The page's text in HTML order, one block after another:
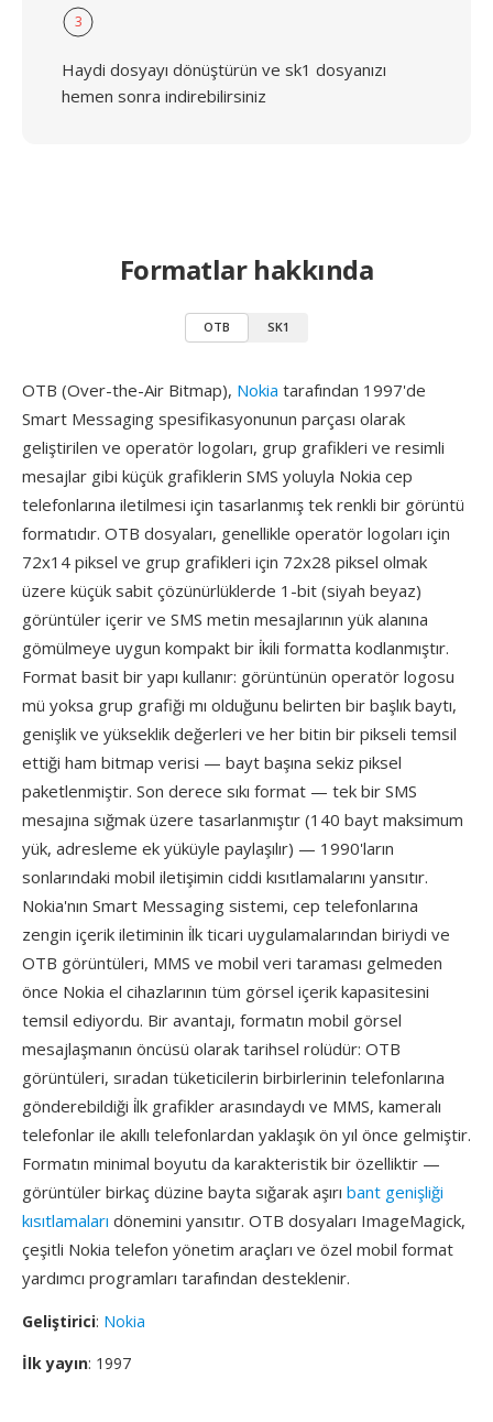
3
Haydi dosyayı dönüştürün ve sk1 dosyanızı
hemen sonra indirebilirsiniz
Formatlar hakkında
OTB SK1
OTB (Over-the-Air Bitmap), Nokia tarafından 1997'de
Smart Messaging spesifikasyonunun parçası olarak
geliştirilen ve operatör logoları, grup grafikleri ve resimli
mesajlar gibi küçük grafiklerin SMS yoluyla Nokia cep
telefonlarına iletilmesi için tasarlanmış tek renkli bir görüntü
formatıdır. OTB dosyaları, genellikle operatör logoları için
72x14 piksel ve grup grafikleri için 72x28 piksel olmak
üzere küçük sabit çözünürlüklerde 1-bit (siyah beyaz)
görüntüler içerir ve SMS metin mesajlarının yük alanına
gömülmeye uygun kompakt bir i̇kili formatta kodlanmıştır.
Format basit bir yapı kullanır: görüntünün operatör logosu
mü yoksa grup grafiği mı olduğunu belirten bir başlık baytı,
genişlik ve yükseklik değerleri ve her bitin bir pikseli temsil
ettiği ham bitmap verisi — bayt başına sekiz piksel
paketlenmiştir. Son derece sıkı format — tek bir SMS
mesajına sığmak üzere tasarlanmıştır (140 bayt maksimum
yük, adresleme ek yüküyle paylaşılır) — 1990'ların
sonlarındaki mobil iletişimin ciddi kısıtlamalarını yansıtır.
Nokia'nın Smart Messaging sistemi, cep telefonlarına
zengin içerik iletiminin i̇lk ticari uygulamalarından biriydi ve
OTB görüntüleri, MMS ve mobil veri taraması gelmeden
önce Nokia el cihazlarının tüm görsel içerik kapasitesini
temsil ediyordu. Bir avantajı, formatın mobil görsel
mesajlaşmanın öncüsü olarak tarihsel rolüdür: OTB
görüntüleri, sıradan tüketicilerin birbirlerinin telefonlarına
gönderebildiği i̇lk grafikler arasındaydı ve MMS, kameralı
telefonlar ile akıllı telefonlardan yaklaşık ön yıl önce gelmiştir.
Formatın minimal boyutu da karakteristik bir özelliktir —
görüntüler birkaç düzine bayta sığarak aşırı bant genişliği
kısıtlamaları dönemini yansıtır. OTB dosyaları ImageMagick,
çeşitli Nokia telefon yönetim araçları ve özel mobil format
yardımcı programları tarafından desteklenir.
Geliştirici: Nokia
İlk yayın: 1997